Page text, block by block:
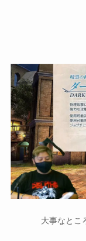
大事なとこ